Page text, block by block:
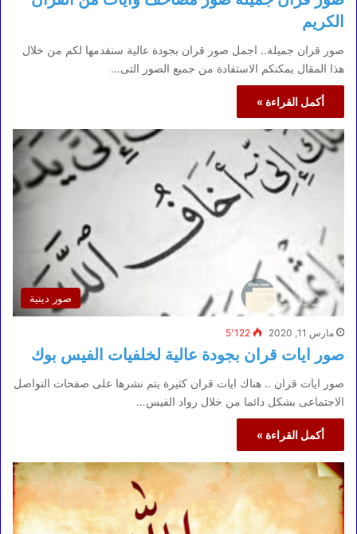
الكريم
صور قران جميلة.. اجمل صور قران بجودة عالية سنقدمها لكم من خلال
هذا المقال يمكنكم الاستفادة من جميع الصور التى…
أكمل القراءة »
صور دينية
مارس 11, 2020 5٬122
صور ايات قران بجودة عالية لخلفيات الفيس بوك
صور ايات قران .. هناك ايات قران كثيرة يتم نشرها على صفحات التواصل
الاجتماعى بشكل دائما من خلال رواد الفيس…
أكمل القراءة »